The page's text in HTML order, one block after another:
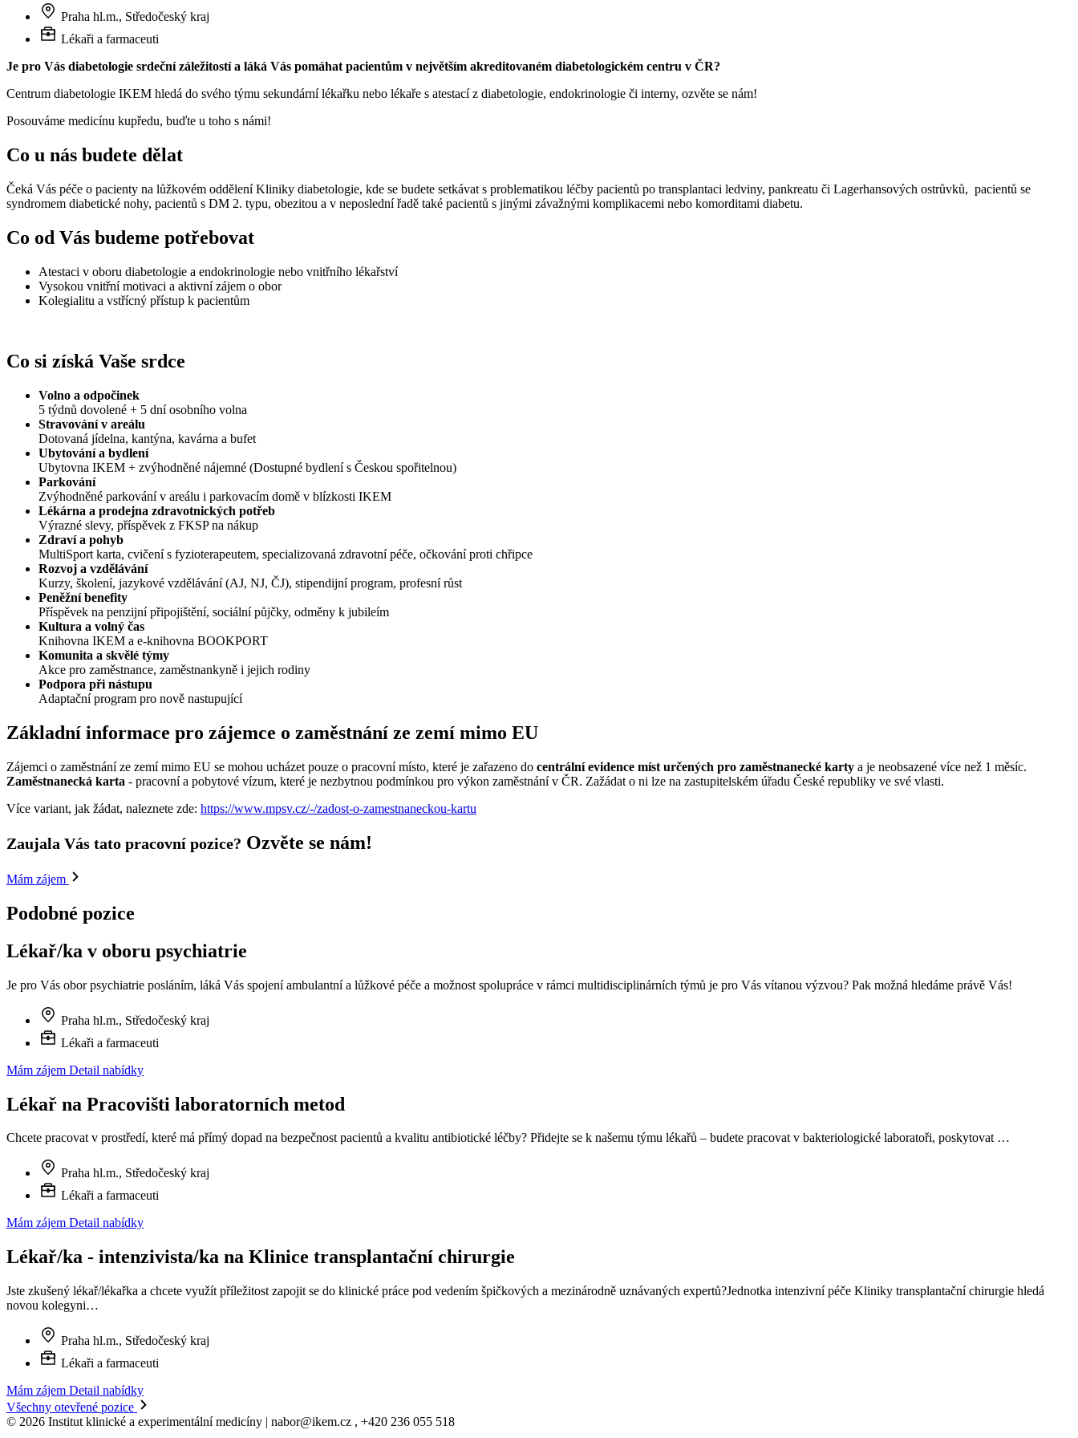
Praha hl.m., Středočeský kraj
Lékaři a farmaceuti
Je pro Vás diabetologie srdeční záležitostí a láká Vás pomáhat pacientům v největším akreditovaném diabetologickém centru v ČR?
Centrum diabetologie IKEM hledá do svého týmu sekundární lékařku nebo lékaře s atestací z diabetologie, endokrinologie či interny, ozvěte se nám!
Posouváme medicínu kupředu, buďte u toho s námi!
Co u nás budete dělat
Čeká Vás péče o pacienty na lůžkovém oddělení Kliniky diabetologie, kde se budete setkávat s problematikou léčby pacientů po transplantaci ledviny, pankreatu či Lagerhansových ostrůvků, pacientů se
syndromem diabetické nohy, pacientů s DM 2. typu, obezitou a v neposlední řadě také pacientů s jinými závažnými komplikacemi nebo komorditami diabetu.
Co od Vás budeme potřebovat
Atestaci v oboru diabetologie a endokrinologie nebo vnitřního lékařství
Vysokou vnitřní motivaci a aktivní zájem o obor
Kolegialitu a vstřícný přístup k pacientům
Co si získá Vaše srdce
Volno a odpočinek
5 týdnů dovolené + 5 dní osobního volna
Stravování v areálu
Dotovaná jídelna, kantýna, kavárna a bufet
Ubytování a bydlení
Ubytovna IKEM + zvýhodněné nájemné (Dostupné bydlení s Českou spořitelnou)
Parkování
Zvýhodněné parkování v areálu i parkovacím domě v blízkosti IKEM
Lékárna a prodejna zdravotnických potřeb
Výrazné slevy, příspěvek z FKSP na nákup
Zdraví a pohyb
MultiSport karta, cvičení s fyzioterapeutem, specializovaná zdravotní péče, očkování proti chřipce
Rozvoj a vzdělávání
Kurzy, školení, jazykové vzdělávání (AJ, NJ, ČJ), stipendijní program, profesní růst
Peněžní benefity
Příspěvek na penzijní připojištění, sociální půjčky, odměny k jubileím
Kultura a volný čas
Knihovna IKEM a e-knihovna BOOKPORT
Komunita a skvělé týmy
Akce pro zaměstnance, zaměstnankyně i jejich rodiny
Podpora při nástupu
Adaptační program pro nově nastupující
Základní informace pro zájemce o zaměstnání ze zemí mimo EU
Zájemci o zaměstnání ze zemí mimo EU se mohou ucházet pouze o pracovní místo, které je zařazeno do centrální evidence míst určených pro zaměstnanecké karty a je neobsazené více než 1 měsíc.
Zaměstnanecká karta - pracovní a pobytové vízum, které je nezbytnou podmínkou pro výkon zaměstnání v ČR. Zažádat o ni lze na zastupitelském úřadu České republiky ve své vlasti.
Více variant, jak žádat, naleznete zde: https://www.mpsv.cz/-/zadost-o-zamestnaneckou-kartu
Zaujala Vás tato pracovní pozice? Ozvěte se nám!
Mám zájem
Podobné pozice
Lékař/ka v oboru psychiatrie
Je pro Vás obor psychiatrie posláním, láká Vás spojení ambulantní a lůžkové péče a možnost spolupráce v rámci multidisciplinárních týmů je pro Vás vítanou výzvou? Pak možná hledáme právě Vás!
Praha hl.m., Středočeský kraj
Lékaři a farmaceuti
Mám zájem Detail nabídky
Lékař na Pracovišti laboratorních metod
Chcete pracovat v prostředí, které má přímý dopad na bezpečnost pacientů a kvalitu antibiotické léčby? Přidejte se k našemu týmu lékařů – budete pracovat v bakteriologické laboratoři, poskytovat …
Praha hl.m., Středočeský kraj
Lékaři a farmaceuti
Mám zájem Detail nabídky
Lékař/ka - intenzivista/ka na Klinice transplantační chirurgie
Jste zkušený lékař/lékařka a chcete využít příležitost zapojit se do klinické práce pod vedením špičkových a mezinárodně uznávaných expertů?Jednotka intenzivní péče Kliniky transplantační chirurgie hledá
novou kolegyni…
Praha hl.m., Středočeský kraj
Lékaři a farmaceuti
Mám zájem Detail nabídky
Všechny otevřené pozice
© 2026 Institut klinické a experimentální medicíny | nabor@ikem.cz , +420 236 055 518